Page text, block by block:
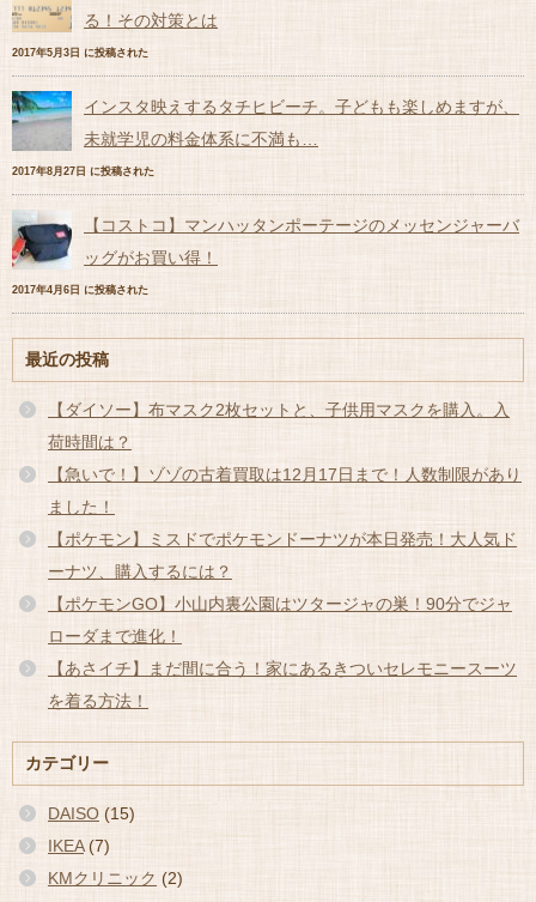
る！その対策とは
2017年5月3日 に投稿された
インスタ映えするタチヒビーチ。子どもも楽しめますが、
未就学児の料金体系に不満も…
2017年8月27日 に投稿された
【コストコ】マンハッタンポーテージのメッセンジャーバ
ッグがお買い得！
2017年4月6日 に投稿された
最近の投稿
【ダイソー】布マスク2枚セットと、子供用マスクを購入。入
荷時間は？
【急いで！】ゾゾの古着買取は12月17日まで！人数制限があり
ました！
【ポケモン】ミスドでポケモンドーナツが本日発売！大人気ド
ーナツ、購入するには？
【ポケモンGO】小山内裏公園はツタージャの巣！90分でジャ
ローダまで進化！
【あさイチ】まだ間に合う！家にあるきついセレモニースーツ
を着る方法！
カテゴリー
DAISO (15)
IKEA(7)
KMクリニック (2)